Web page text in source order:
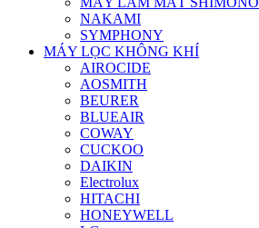
NAKAMI
SYMPHONY
MÁY LỌC KHÔNG KHÍ
AIROCIDE
AOSMITH
BEURER
BLUEAIR
COWAY
CUCKOO
DAIKIN
Electrolux
HITACHI
HONEYWELL